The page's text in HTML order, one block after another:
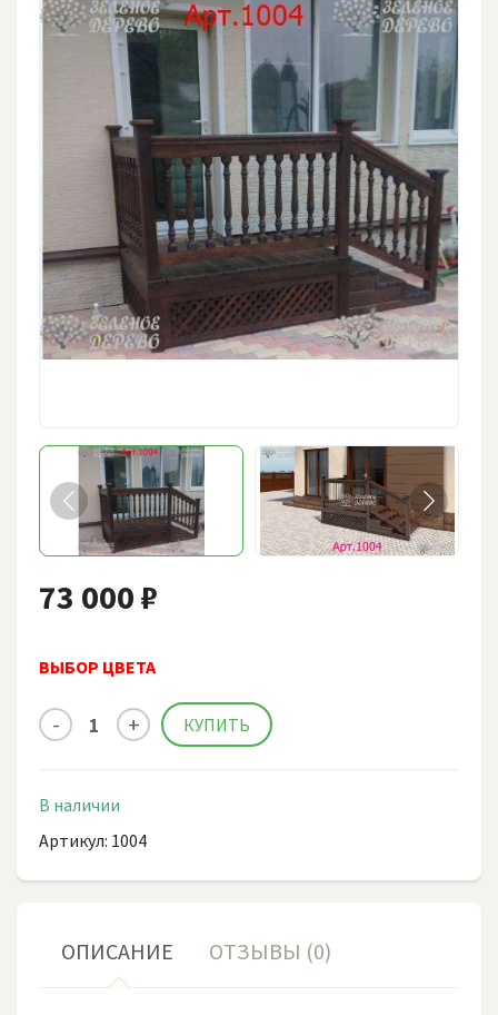
73 000 ₽
ВЫБОР ЦВЕТА
В наличии
Артикул: 1004
ОПИСАНИЕ ОТЗЫВЫ (0)